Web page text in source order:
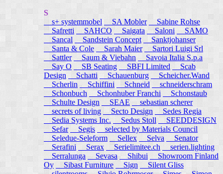
S
s+ systemmobel
SA Mobler
Sabine Rohse
Safretti
SAHCO Saigata Saloni
SAMO
Sancal
Sandstein Concept
Sanktjohanser
Santa & Cole
Sarah Maier
Sartori Luigi Srl
Sattler
Saum & Viebahn
Savoia Italia S.p.a
Say O
SB Seating SBFI Limited
Scab
Design
Schatti Schauenburg
Scheicher.Wand
Scherlin
Schiffini Schneid
schneiderschram
Schonbuch
Schonhuber Franchi
Schonstaub
Schulte Design
SEAE
sebastian scherer
secrets of living
Secto Design
Sedes Regia
Sedia Systems Inc.
Sedus Stoll
SEEDDESIGN
Sefar
Segis
selected by Materials Council
Seledue-Seleform
Sellex Selva
Senator
Serafini
Serax Serielimitee.ch
serien.lighting
Serralunga
Sevasa Shibui
Showroom Finland
Oy
Sibast Furniture Sign
Silent Gliss